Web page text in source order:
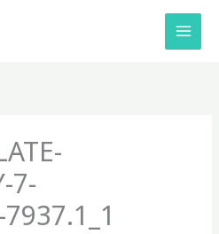
7-